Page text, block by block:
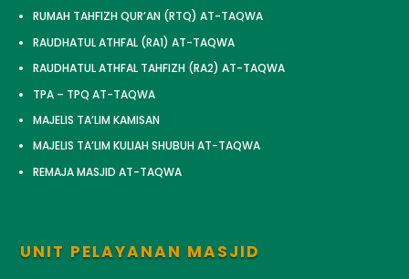
RUMAH TAHFIZH QUR’AN (RTQ) AT-TAQWA
RAUDHATUL ATHFAL (RA1) AT-TAQWA
RAUDHATUL ATHFAL TAHFIZH (RA2) AT-TAQWA
TPA – TPQ AT-TAQWA
MAJELIS TA’LIM KAMISAN
MAJELIS TA’LIM KULIAH SHUBUH AT-TAQWA
REMAJA MASJID AT-TAQWA
UNIT PELAYANAN MASJID